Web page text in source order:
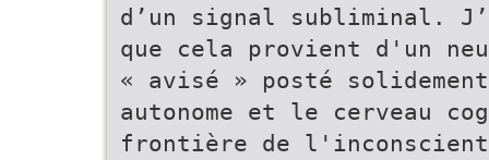
d’un signal subliminal.
que cela provient d'un
« avisé » posté
autonome et le cerveau
frontière de